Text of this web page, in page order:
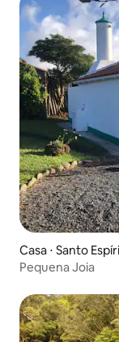
Casa ⋅ Santo
Pequena Joia